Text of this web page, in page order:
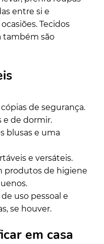
entre si e
Tecidos
também são
de segurança.
e de dormir.
blusas e uma
e versáteis.
produtos de higiene
uso pessoal e
se houver.
em casa